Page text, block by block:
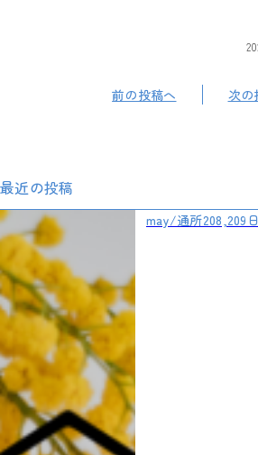
前の投稿へ 次の
最近の投稿
may/通所208,209